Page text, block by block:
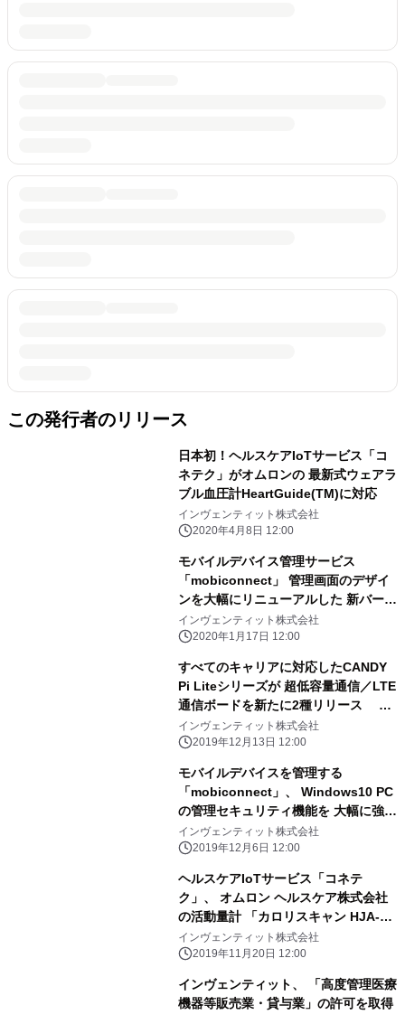
この発行者のリリース
日本初！ヘルスケアIoTサービス「コ
ネテク」がオムロンの 最新式ウェアラ
ブル血圧計HeartGuide(TM)に対応
インヴェンティット株式会社
2020年4月8日 12:00
モバイルデバイス管理サービス
「mobiconnect」 管理画面のデザイ
ンを大幅にリニューアルした 新バージ
ョンをリリース
インヴェンティット株式会社
2020年1月17日 12:00
すべてのキャリアに対応したCANDY
Pi Liteシリーズが 超低容量通信／LTE
通信ボードを新たに2種リリース 12
月13日よりAmazonで販売開始！
インヴェンティット株式会社
2019年12月13日 12:00
モバイルデバイスを管理する
「mobiconnect」、 Windows10 PC
の管理セキュリティ機能を 大幅に強化
した新バージョンを12月6日にリリー
ス
インヴェンティット株式会社
2019年12月6日 12:00
ヘルスケアIoTサービス「コネテ
ク」、 オムロン ヘルスケア株式会社
の活動量計 「カロリスキャン HJA-
403C」に対応
インヴェンティット株式会社
2019年11月20日 12:00
インヴェンティット、 「高度管理医療
機器等販売業・貸与業」の許可を取得